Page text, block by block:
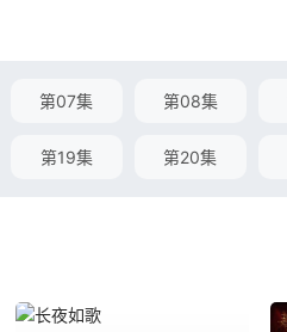
第07集 第08集
第19集 第20集